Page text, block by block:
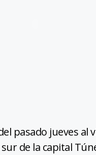
pasado jueves al
de la capital